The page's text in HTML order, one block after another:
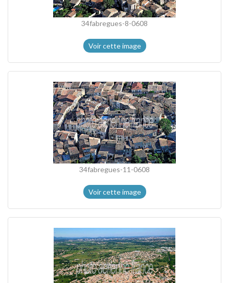
34fabregues-8-0608
Voir cette image
34fabregues-11-0608
Voir cette image